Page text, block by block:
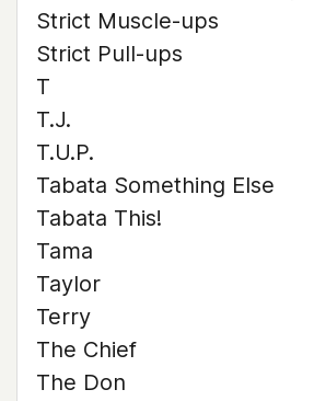
Strict Muscle-ups
Strict Pull-ups
T
T.J.
T.U.P.
Tabata Something Else
Tabata This!
Tama
Taylor
Terry
The Chief
The Don